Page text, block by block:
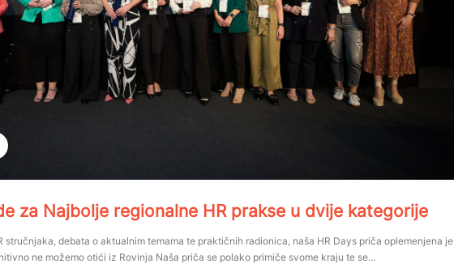
za Najbolje regionalne HR prakse u dvije kategorije
stručnjaka, debata o aktualnim temama te praktičnih radionica, naša HR Days priča oplemenjena je
ne možemo otići iz Rovinja Naša priča se polako primiče svome kraju te se...